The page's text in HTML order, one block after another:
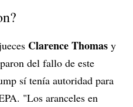
Clarence Thomas y
del fallo de este
sí tenía autoridad para
"Los aranceles en